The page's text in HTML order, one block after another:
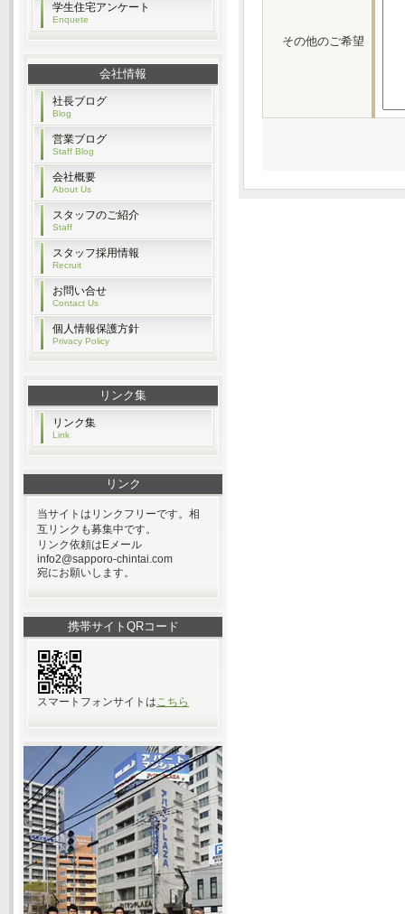
その他のご希望
学生住宅アンケート
Enquete
会社情報
社長ブログ
Blog
営業ブログ
Staff Blog
会社概要
About Us
スタッフのご紹介
Staff
スタッフ採用情報
Recruit
お問い合せ
Contact Us
個人情報保護方針
Privacy Policy
リンク集
リンク集
Link
リンク
当サイトはリンクフリーです。相
互リンクも募集中です。
リンク依頼はEメール
info2@sapporo-chintai.com
宛にお願いします。
携帯サイトQRコード
スマートフォンサイトはこちら